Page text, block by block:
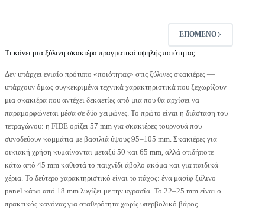
ΕΠΌΜΕΝΟ
Τι κάνει μια ξύλινη σκακιέρα πραγματικά υψηλής ποιότητας
Δεν υπάρχει ενιαίο πρότυπο «ποιότητας» στις ξύλινες σκακιέρες —
υπάρχουν όμως συγκεκριμένα τεχνικά χαρακτηριστικά που ξεχωρίζουν
μια σκακιέρα που αντέχει δεκαετίες από μια που θα αρχίσει να
παραμορφώνεται μέσα σε δύο χειμώνες. Το πρώτο είναι η διάσταση του
τετραγώνου: η FIDE ορίζει 57 mm για σκακιέρες τουρνουά που
συνοδεύουν κομμάτια με βασιλιά ύψους 95–105 mm. Σκακιέρες για
οικιακή χρήση κυμαίνονται μεταξύ 50 και 65 mm, αλλά οτιδήποτε
κάτω από 45 mm καθιστά το παιχνίδι άβολο ακόμα και για παιδικά
χέρια. Το δεύτερο χαρακτηριστικό είναι το πάχος: ένα μασίφ ξύλινο
panel κάτω από 18 mm λυγίζει με την υγρασία. Το 22–25 mm είναι ο
πρακτικός κανόνας για σταθερότητα χωρίς υπερβολικό βάρος.